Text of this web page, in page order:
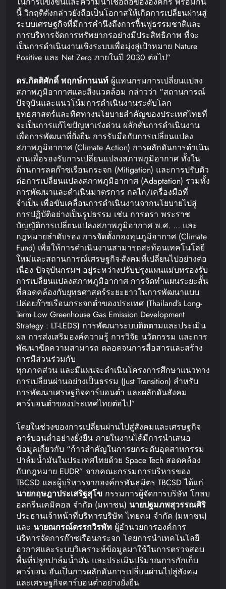
นี้ วิกฤติดังกล่าวยังถือเป็นโอกาสให้เกิดการเปลี่ยนผ่านสู่
ระบบเศรษฐกิจที่มีการคำนึงถึงการฟื้นฟูธรรมชาติและ
การบริหารจัดการทรัพยากรอย่างมีประสิทธิภาพ ที่จะ
เป็นการดำเนินงานเชิงระบบเพื่อมุ่งสู่เป้าหมาย Nature
Positive และ Net Zero ภายในปี 2030 ต่อไป”
ดร.กิตติศักดิ์ พฤกษ์กานนท์ ผู้แทนกรมการเปลี่ยนแปลง
สภาพภูมิอากาศและสิ่งแวดล้อม กล่าวว่า “สถานการณ์
ปัจจุบันและแนวโน้มการดำเนินงานระดับโลก
ยุทธศาสตร์และทิศทางนโยบายสำคัญของประเทศไทยที่
จะเป็นการแก้ไขปัญหาเร่งด่วน ผลักดันการดำเนินงาน
เพื่อการพัฒนาที่ยั่งยืน การรับมือกับการเปลี่ยนแปลง
สภาพภูมิอากาศ (Climate Action) การผลักดันการดำเนิน
งานเพื่อรองรับการเปลี่ยนแปลงสภาพภูมิอากาศ ทั้งใน
ด้านการลดก๊าซเรือนกระจก (Mitigation) และการปรับตัว
ต่อการเปลี่ยนแปลงสภาพภูมิอากาศ (Adaptation) รวมทั้ง
การพัฒนาและดำเนินมาตรการ กลไก/เครื่องมือที่
จำเป็น เพื่อขับเคลื่อนการดำเนินงานจากนโยบายไปสู่
การปฏิบัติอย่างเป็นรูปธรรม เช่น การตรา พระราช
บัญญัติการเปลี่ยนแปลงสภาพภูมิอากาศ พ.ศ. … และ
กฎหมายลำดับรอง การจัดตั้งกองทุนภูมิอากาศ (Climate
Fund) เพื่อให้การดำเนินงานสามารถสะท้อนเทคโนโลยี
ใหม่และสถานการณ์เศรษฐกิจ-สังคมที่เปลี่ยนไปอย่างต่อ
เนื่อง ปัจจุบันกรมฯ อยู่ระหว่างปรับปรุงแผนแม่บทรองรับ
การเปลี่ยนแปลงสภาพภูมิอากาศ การจัดทำแผนระยะสั้น
ที่สอดคล้องกับยุทธศาสตร์ระยะยาวในการพัฒนาแบบ
ปล่อยก๊าซเรือนกระจกต่ำของประเทศ (Thailand’s Long-
Term Low Greenhouse Gas Emission Development
Strategy : LT-LEDS) การพัฒนาระบบติดตามและประเมิน
ผล การส่งเสริมองค์ความรู้ การวิจัย นวัตกรรม และการ
พัฒนาขีดความสามารถ ตลอดจนการสื่อสารและสร้าง
การมีส่วนร่วมกับ
ทุกภาคส่วน และมีแผนจะดำเนินโครงการศึกษาแนวทาง
การเปลี่ยนผ่านอย่างเป็นธรรม (Just Transition) สำหรับ
การพัฒนาเศรษฐกิจคาร์บอนต่ำ และผลักดันสังคม
คาร์บอนต่ำของประเทศไทยต่อไป”
โดยในช่วงของการเปลี่ยนผ่านไปสู่สังคมและเศรษฐกิจ
คาร์บอนต่ำอย่างยั่งยืน ภายในงานได้มีการนำเสนอ
ข้อมูลเกี่ยวกับ “ก้าวสำคัญในการยกระดับอุตสาหกรรม
ปาล์มน้ำมันในประเทศไทยด้วย Space Tech สอดคล้อง
กับกฎหมาย EUDR” จากคณะกรรมการบริหารของ
TBCSD และผู้บริหารจากองค์กรพันธมิตร TBCSD ได้แก่
นายกฤษฎาประเสริฐสุโข กรรมการผู้จัดการบริษัท โกลบ
อลกรีนเคมิคอล จำกัด (มหาชน) นายปฐมภพสุวรรณศิริ
ประธานเจ้าหน้าที่บริหารบริษัท ไทยคม จำกัด (มหาชน)
และ นายณกรณ์ตรรกวิรพัท ผู้อำนวยการองค์การ
บริหารจัดการก๊าซเรือนกระจก โดยการนำเทคโนโลยี
อวกาศและระบบวิเคราะห์ข้อมูลมาใช้ในการตรวจสอบ
พื้นที่ปลูกปาล์มน้ำมัน และประเมินปริมาณการกักเก็บ
คาร์บอน อันเป็นการผลักดันการเปลี่ยนผ่านไปสู่สังคม
และเศรษฐกิจคาร์บอนต่ำอย่างยั่งยืน